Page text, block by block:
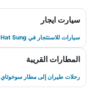
سيارت ايجار
سيارات للاستئجار في Ban Hat Sung
المطارات القريبة
رحلات طيران إلى مطار سوخوثاي